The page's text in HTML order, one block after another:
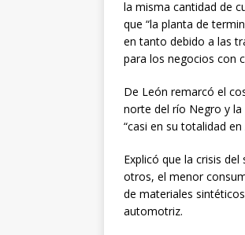
la misma cantidad de
que “la planta de
en tanto debido a las
para los negocios con
De León remarcó el
norte del río Negro y la
“casi en su totalidad en
Explicó que la crisis
otros, el menor
de materiales
automotriz.